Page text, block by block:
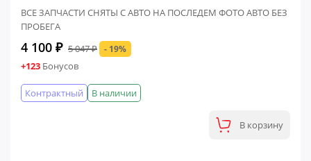
ВСЕ ЗАПЧАСТИ СНЯТЫ С АВТО НА ПОСЛЕДЕМ ФОТО АВТО БЕЗ
ПРОБЕГА
4 100 ₽ 5 047 ₽ - 19%
+123 Бонусов
В наличии
Контрактный
В корзину